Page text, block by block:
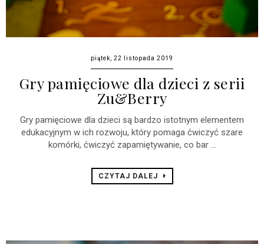
piątek, 22 listopada 2019
Gry pamięciowe dla dzieci z serii
Zu&Berry
Gry pamięciowe dla dzieci są bardzo istotnym elementem
edukacyjnym w ich rozwoju, który pomaga ćwiczyć szare
komórki, ćwiczyć zapamiętywanie, co bar ...
CZYTAJ DALEJ